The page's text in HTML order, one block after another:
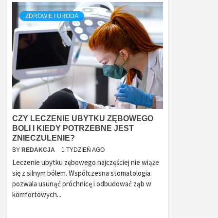
ZDROWIE I URODA
CZY LECZENIE UBYTKU ZĘBOWEGO
BOLI I KIEDY POTRZEBNE JEST
ZNIECZULENIE?
BY REDAKCJA 1 TYDZIEŃ AGO
Leczenie ubytku zębowego najczęściej nie wiąże
się z silnym bólem. Współczesna stomatologia
pozwala usunąć próchnicę i odbudować ząb w
komfortowych...